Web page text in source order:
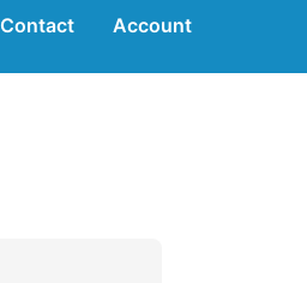
Contact Account